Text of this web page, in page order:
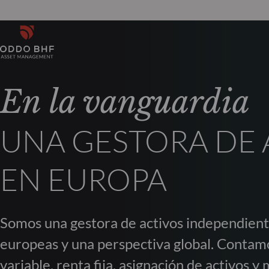
En la vanguardia
UNA GESTORA
EN EUROPA
Somos una gestora de activos
europeas y una perspectiva global.
variable, renta fija, asignación de activos y